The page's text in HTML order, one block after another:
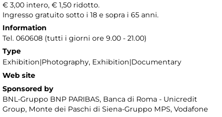
€ 3,00 intero, € 1,50 ridotto.
Ingresso gratuito sotto i 18 e sopra i 65 anni.
Information
Tel. 060608 (tutti i giorni ore 9.00 - 21.00)
Type
Exhibition|Photography, Exhibition|Documentary
Web site
Sponsored by
BNL-Gruppo BNP PARIBAS, Banca di Roma - Unicredit
Group, Monte dei Paschi di Siena-Gruppo MPS, Vodafone